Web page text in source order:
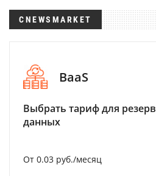
CNEWSMARKET
BaaS
Выбрать тариф для
данных
От 0.03 руб./месяц